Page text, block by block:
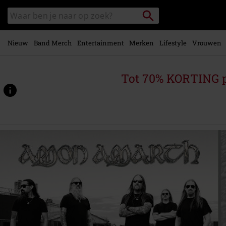
naar
hoofdinhoud
Zoek
in
catalogus
Packstation
zoeken
Nieuw Band Merch Entertainment Merken Lifestyle Vrouwen
Tot 70% KORTING